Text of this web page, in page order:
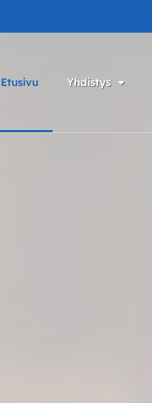
Etusivu Yhdistys